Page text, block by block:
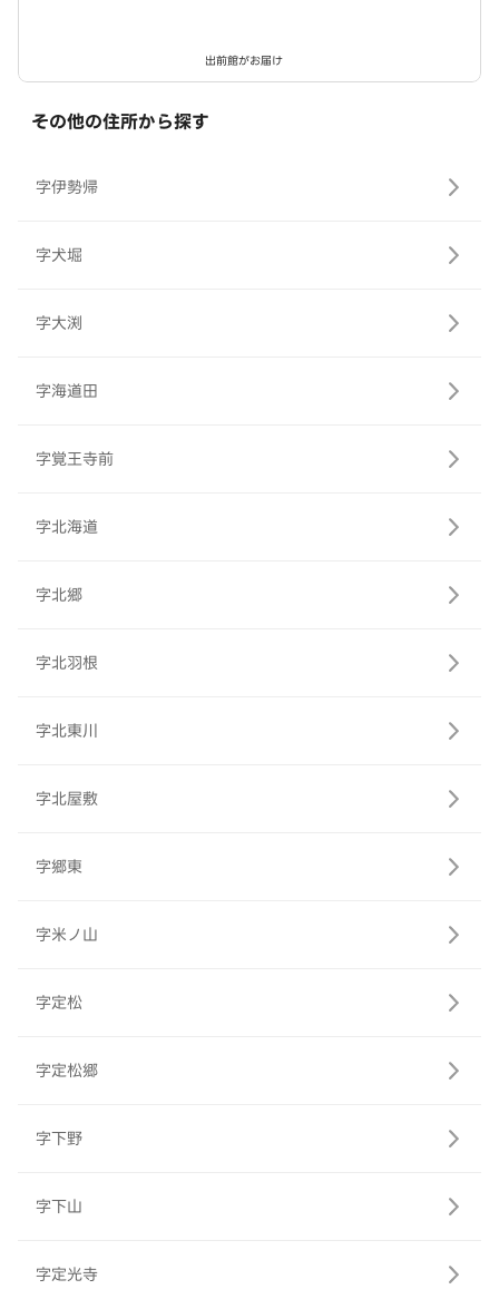
出前館がお届け
その他の住所から探す
字伊勢帰
字犬堀
字大渕
字海道田
字覚王寺前
字北海道
字北郷
字北羽根
字北東川
字北屋敷
字郷東
字米ノ山
字定松
字定松郷
字下野
字下山
字定光寺